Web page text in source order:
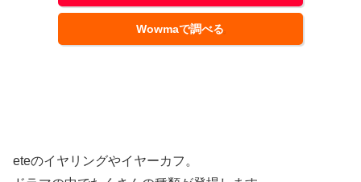
Wowmaで調べる
eteのイヤリングやイヤーカフ。